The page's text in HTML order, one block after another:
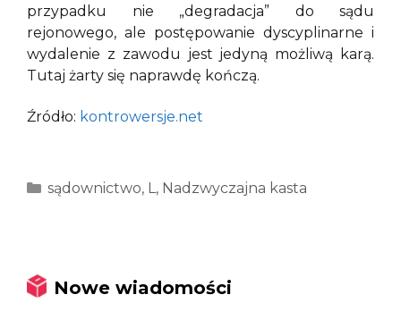
przypadku nie „degradacja” do sądu
rejonowego, ale postępowanie dyscyplinarne i
wydalenie z zawodu jest jedyną możliwą karą.
Tutaj żarty się naprawdę kończą.
Źródło: kontrowersje.net
Kategorie
sądownictwo, L, Nadzwyczajna kasta
Nowe wiadomości